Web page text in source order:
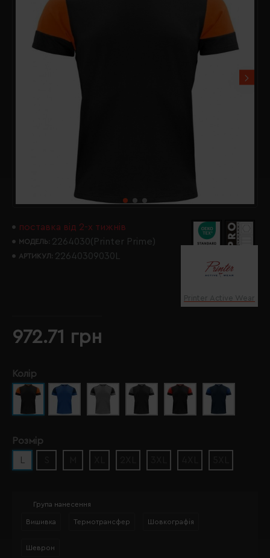
поставка від 2-х тижнів
МОДЕЛЬ: 2264030(Printer Prime)
АРТИКУЛ: 22640309030L
Printer Active Wear
972.71 грн
Колір
Розмір
Група нанесення
Вишивка Термотрансфер Шовкографія
Шеврон